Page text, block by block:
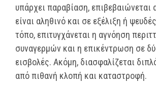
υπάρχει παραβίαση, επιβεβαιώνεται
είναι αληθινό και σε εξέλιξη ή
τόπο, επιτυγχάνεται η αγνόηση
συναγερμών και η επικέντρωση σε
εισβολές. Ακόμη, διασφαλίζεται
από πιθανή κλοπή και καταστροφή.